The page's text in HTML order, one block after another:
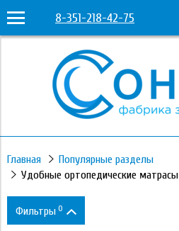
8-351-218-42-75
Главная
Популярные разделы
Удобные ортопедические матрасы
Фильтры 0